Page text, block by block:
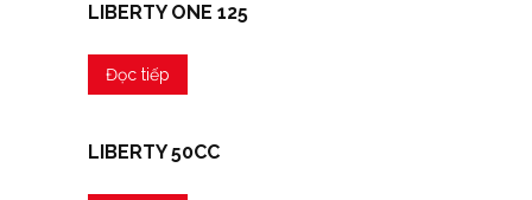
LIBERTY ONE 125
Đọc tiếp
LIBERTY 50CC